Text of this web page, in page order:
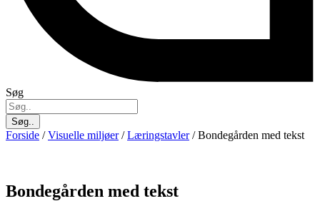
Søg
Søg..
Forside /Visuelle miljøer/Læringstavler/ Bondegården med tekst
Bondegården med tekst